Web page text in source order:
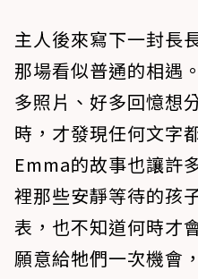
主人後來寫下一封長
那場看似普通的相遇
多照片、好多回憶想
時，才發現任何文字
Emma的故事也讓許
裡那些安靜等待的孩
表，也不知道何時才
願意給牠們一次機會